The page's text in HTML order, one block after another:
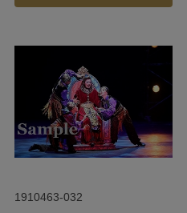
1910463-032